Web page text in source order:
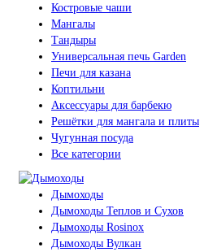
Костровые чаши
Мангалы
Тандыры
Универсальная печь Garden
Печи для казана
Коптильни
Аксессуары для барбекю
Решётки для мангала и плиты
Чугунная посуда
Все категории
Дымоходы
Дымоходы Теплов и Сухов
Дымоходы Rosinox
Дымоходы Вулкан